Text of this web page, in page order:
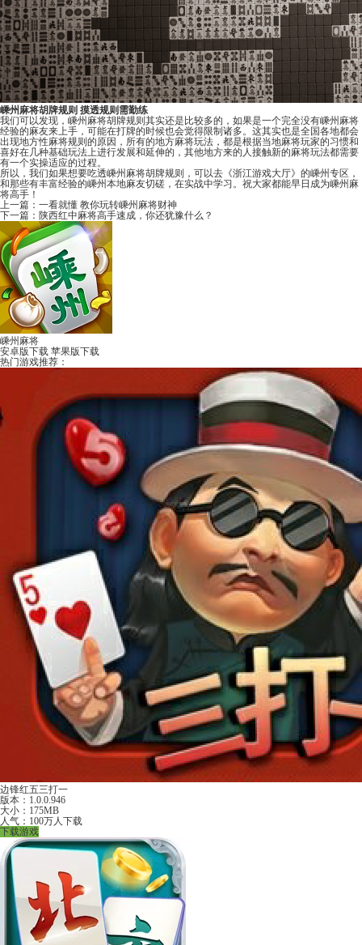
嵊州麻将胡牌规则 摸透规则需勤练
我们可以发现，嵊州麻将胡牌规则其实还是比较多的，如果是一个完全没有嵊州麻将
经验的麻友来上手，可能在打牌的时候也会觉得限制诸多。这其实也是全国各地都会
出现地方性麻将规则的原因，所有的地方麻将玩法，都是根据当地麻将玩家的习惯和
喜好在几种基础玩法上进行发展和延伸的，其他地方来的人接触新的麻将玩法都需要
有一个实操适应的过程。
所以，我们如果想要吃透嵊州麻将胡牌规则，可以去《浙江游戏大厅》的嵊州专区，
和那些有丰富经验的嵊州本地麻友切磋，在实战中学习。祝大家都能早日成为嵊州麻
将高手！
上一篇： 一看就懂 教你玩转嵊州麻将财神
下一篇： 陕西红中麻将高手速成，你还犹豫什么？
嵊州麻将
安卓版下载 苹果版下载
热门游戏推荐：
边锋红五三打一
版本：1.0.0.946
大小：175MB
人气：100万人下载
下载游戏